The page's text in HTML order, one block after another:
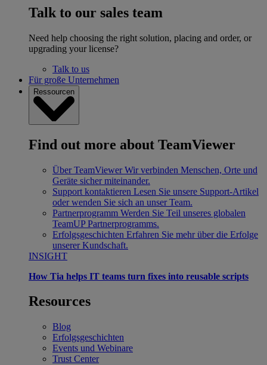
Talk to our sales team
Need help choosing the right solution, placing and order, or
upgrading your license?
Talk to us
Für große Unternehmen
Ressourcen
Find out more about TeamViewer
Über TeamViewer Wir verbinden Menschen, Orte und
Geräte sicher miteinander.
Support kontaktieren Lesen Sie unsere Support-Artikel
oder wenden Sie sich an unser Team.
Partnerprogramm Werden Sie Teil unseres globalen
TeamUP Partnerprogramms.
Erfolgsgeschichten Erfahren Sie mehr über die Erfolge
unserer Kundschaft.
INSIGHT
How Tia helps IT teams turn fixes into reusable scripts
Resources
Blog
Erfolgsgeschichten
Events und Webinare
Trust Center